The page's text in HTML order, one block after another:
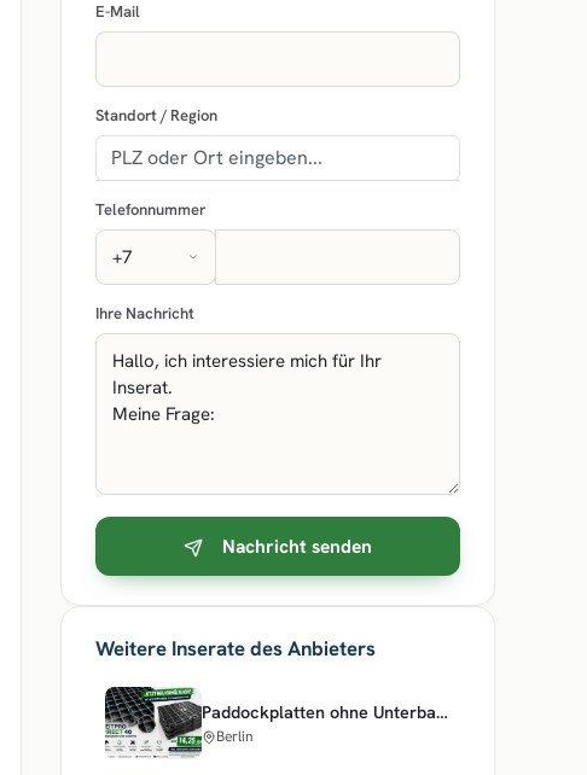
E-Mail
Standort / Region
Telefonnummer
Ihre Nachricht
Nachricht senden
Weitere Inserate des Anbieters
Paddockplatten ohne Unterbau - Rasengitter & stabile Bodenbefestigung
Berlin